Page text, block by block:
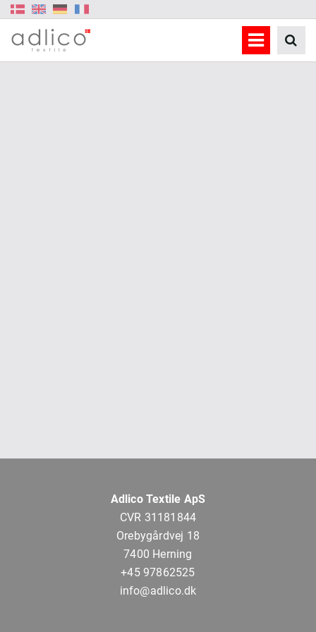
Adlico Textile ApS
CVR 31181844
Orebygårdvej 18
7400 Herning
+45 97862525
info@adlico.dk